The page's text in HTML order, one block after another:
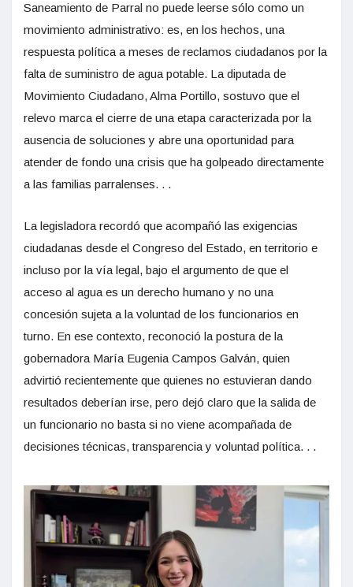
Saneamiento de Parral no puede leerse sólo como un
movimiento administrativo: es, en los hechos, una
respuesta política a meses de reclamos ciudadanos por la
falta de suministro de agua potable. La diputada de
Movimiento Ciudadano, Alma Portillo, sostuvo que el
relevo marca el cierre de una etapa caracterizada por la
ausencia de soluciones y abre una oportunidad para
atender de fondo una crisis que ha golpeado directamente
a las familias parralenses. . .
La legisladora recordó que acompañó las exigencias
ciudadanas desde el Congreso del Estado, en territorio e
incluso por la vía legal, bajo el argumento de que el
acceso al agua es un derecho humano y no una
concesión sujeta a la voluntad de los funcionarios en
turno. En ese contexto, reconoció la postura de la
gobernadora María Eugenia Campos Galván, quien
advirtió recientemente que quienes no estuvieran dando
resultados deberían irse, pero dejó claro que la salida de
un funcionario no basta si no viene acompañada de
decisiones técnicas, transparencia y voluntad política. . .